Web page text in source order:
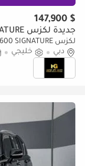
$ 147,900
جديدة لكزس LX 600 SIGNATURE
لكزس LX 600 SIGNATURE
دبي
خليجي